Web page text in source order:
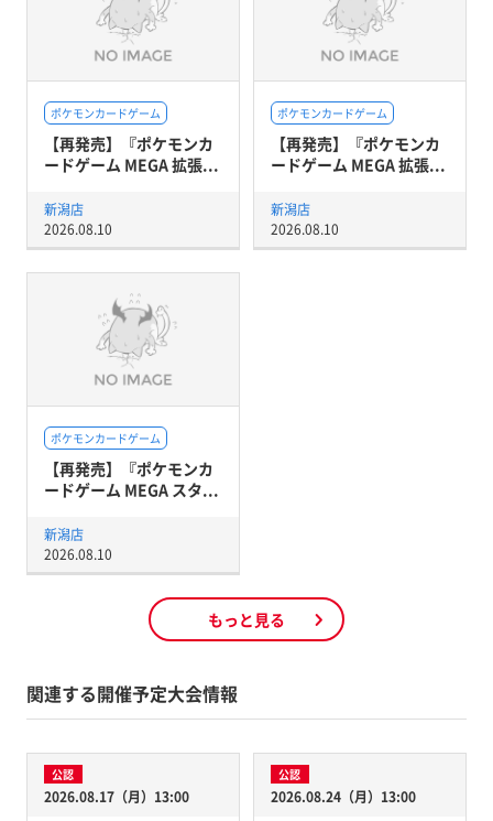
ポケモンカードゲーム
【再発売】『ポケモンカ
ードゲーム MEGA 拡張...
新潟店
2026.08.10
ポケモンカードゲーム
【再発売】『ポケモンカ
ードゲーム MEGA 拡張...
新潟店
2026.08.10
ポケモンカードゲーム
【再発売】『ポケモンカ
ードゲーム MEGA スタ...
新潟店
2026.08.10
もっと見る
関連する開催予定大会情報
公認
2026.08.17（月）13:00
公認
2026.08.24（月）13:00